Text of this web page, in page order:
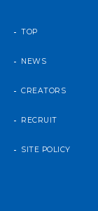
TOP
NEWS
CREATORS
RECRUIT
SITE POLICY